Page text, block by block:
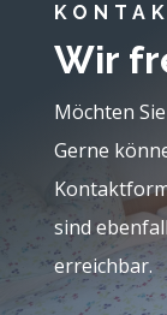
Wir
Möchten
Gerne
sind
erreichbar.